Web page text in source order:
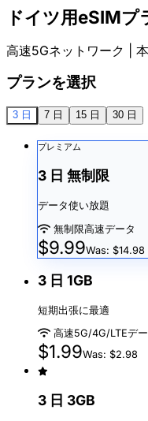
ドイツ用eSIMプ
高速5Gネットワーク |
プランを選択
3 日 7 日 15 日 30 日
プレミアム
3 日 無制限
データ使い放題
無制限高速データ
$9.99Was: $14.98
3 日 1GB
短期出張に最適
高速5G/4G/LTEデ
$1.99Was: $2.98
3 日 3GB